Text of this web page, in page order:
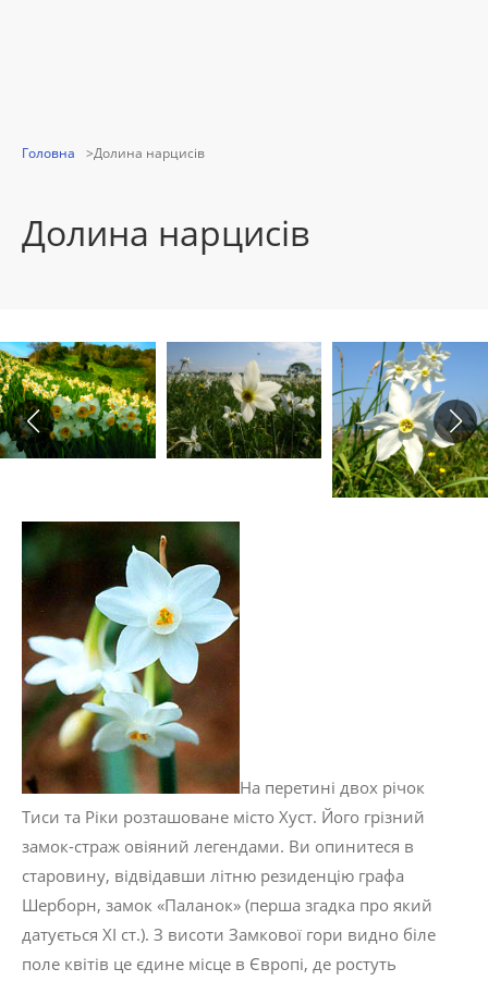
Головна Долина нарцисів
Долина нарцисів
На перетині двох річок
Тиси та Ріки розташоване місто Хуст. Його грізний
замок-страж овіяний легендами. Ви опинитеся в
старовину, відвідавши літню резиденцію графа
Шерборн, замок «Паланок» (перша згадка про який
датується ХІ ст.). З висоти Замкової гори видно біле
поле квітів це єдине місце в Європі, де ростуть